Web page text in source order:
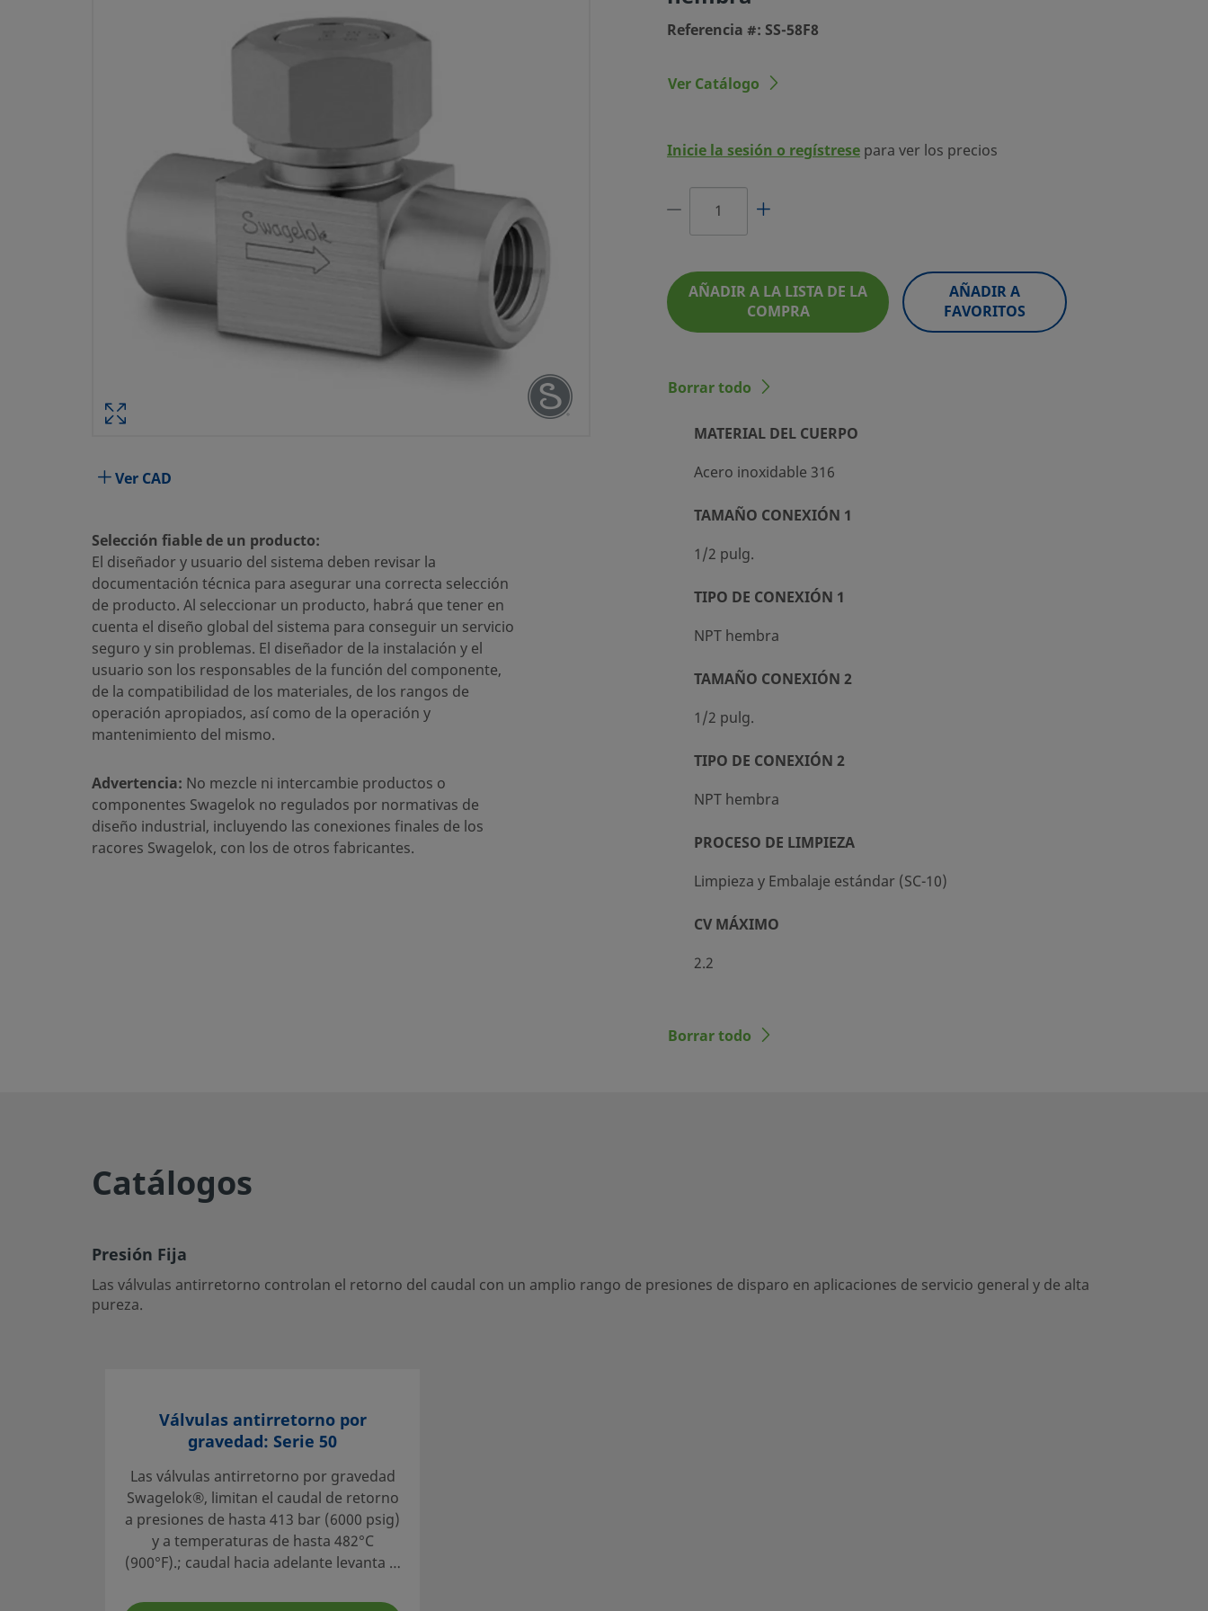
VÁLVULA ANTIRRETORNO POR GRAVEDAD DE
ACERO INOX., CV 2,20, 1/2 PULG. NPT HEMBRA
REFERENCIA #: SS-58F8
Especificaciones
Material del Cuerpo
Tamaño conexión 2
1/2 pulg.
Tipo de conexión 2
NPT hembra
2.2
Rango de presión a temperatura ambiente
316 BAR @ 37°C / 4600 PSIG @ 100°F
Acabado superficial
Estándar
37010801
eClass (5.1.4)
27300400
27292001
Exportar CSV
Las válvulas antirretorno controlan el retorno del caudal con un amplio rango de
presiones de disparo en aplicaciones de servicio general y de alta pureza.
Inicie la sesión o regístrese
ventas y servicio. También pueden informarle sobre los servicios de apoyo para ayudarle
a sacar el máximo partido a su inversión.
Contacte con Nosotros
Selección fiable de un producto:
para asegurar una correcta selección de producto. Al seleccionar un
Ver CAD
Selección fiable de un producto:
El diseñador y usuario del sistema deben revisar la
documentación técnica para asegurar una correcta selección
de producto. Al seleccionar un producto, habrá que tener en
cuenta el diseño global del sistema para conseguir un servicio
seguro y sin problemas. El diseñador de la instalación y el
usuario son los responsables de la función del componente,
de la compatibilidad de los materiales, de los rangos de
operación apropiados, así como de la operación y
mantenimiento del mismo.
Advertencia: No mezcle ni intercambie productos o
componentes Swagelok no regulados por normativas de
diseño industrial, incluyendo las conexiones finales de los
racores Swagelok, con los de otros fabricantes.
Referencia #: SS-58F8
Ver Catálogo
Inicie la sesión o regístrese para ver los precios
AÑADIR A LA LISTA DE LA
COMPRA
AÑADIR A
FAVORITOS
Borrar todo
Acero inoxidable 316
MATERIAL DEL CUERPO
1/2 pulg.
TAMAÑO CONEXIÓN 1
NPT hembra
TIPO DE CONEXIÓN 1
1/2 pulg.
TAMAÑO CONEXIÓN 2
NPT hembra
TIPO DE CONEXIÓN 2
Limpieza y Embalaje estándar (SC-10)
PROCESO DE LIMPIEZA
2.2
CV MÁXIMO
Borrar todo
Catálogos
Presión Fija
Las válvulas antirretorno controlan el retorno del caudal con un amplio rango de presiones de disparo en aplicaciones de servicio general y de alta
pureza.
Válvulas antirretorno por
gravedad: Serie 50
Las válvulas antirretorno por gravedad
Swagelok®, limitan el caudal de retorno
a presiones de hasta 413 bar (6000 psig)
y a temperaturas de hasta 482°C
(900°F).; caudal hacia adelante levanta el
invertido asienta el obturador contra el